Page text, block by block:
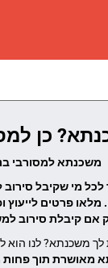
כן
משכנתא למסורבי
לכל מי שקיבל
מלאו פרטים לייעוץ
אם קיבלת סירוב
משכנתא? לנו הוא
מאושרת תוך פחות